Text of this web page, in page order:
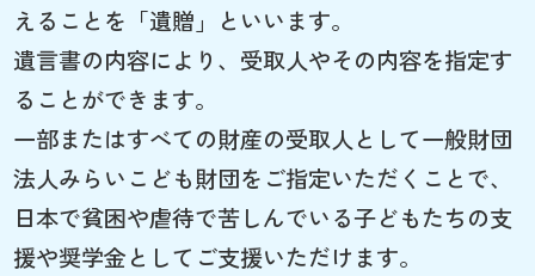
えることを「遺贈」といいます。
遺言書の内容により、受取人やその内容を指定す
ることができます。
一部またはすべての財産の受取人として一般財団
法人みらいこども財団をご指定いただくことで、
日本で貧困や虐待で苦しんでいる子どもたちの支
援や奨学金としてご支援いただけます。